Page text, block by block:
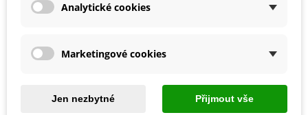
Analytické cookies
Marketingové cookies
Jen nezbytné Přijmout vše